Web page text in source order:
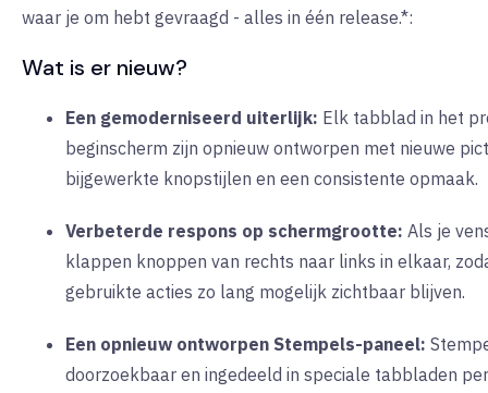
waar je om hebt gevraagd - alles in één release.*:
Wat is er nieuw?
Een gemoderniseerd uiterlijk: Elk tabblad in het
beginscherm zijn opnieuw ontworpen met nieuwe
bijgewerkte knopstijlen en een consistente opmaak.
Verbeterde respons op schermgrootte: Als je
klappen knoppen van rechts naar links in elkaar,
gebruikte acties zo lang mogelijk zichtbaar blijven.
Een opnieuw ontworpen Stempels-paneel:
doorzoekbaar en ingedeeld in speciale tabbladen